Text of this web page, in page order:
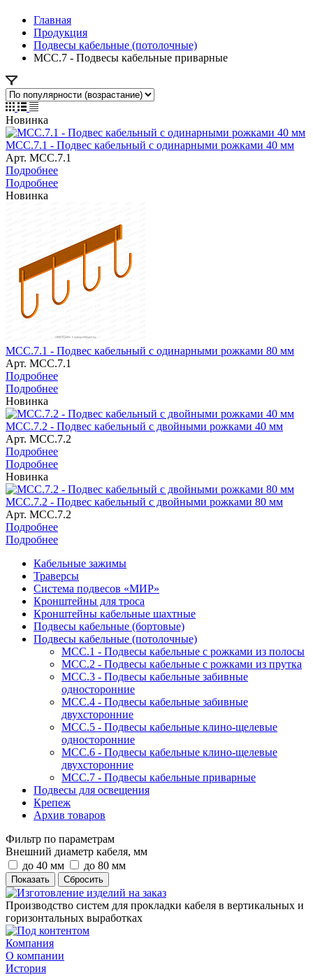
Главная
Продукция
Подвесы кабельные (потолочные)
МСС.7 - Подвесы кабельные приварные
Новинка
МСС.7.1 - Подвес кабельный с одинарными рожками 40 мм
Арт. МСС.7.1
Подробнее
Подробнее
Новинка
МСС.7.1 - Подвес кабельный с одинарными рожками 80 мм
Арт. МСС.7.1
Подробнее
Подробнее
Новинка
МСС.7.2 - Подвес кабельный с двойными рожками 40 мм
Арт. МСС.7.2
Подробнее
Подробнее
Новинка
МСС.7.2 - Подвес кабельный с двойными рожками 80 мм
Арт. МСС.7.2
Подробнее
Подробнее
Кабельные зажимы
Траверсы
Система подвесов «МИР»
Кронштейны для троса
Кронштейны кабельные шахтные
Подвесы кабельные (бортовые)
Подвесы кабельные (потолочные)
МСС.1 - Подвесы кабельные с рожками из полосы
МСС.2 - Подвесы кабельные с рожками из прутка
МСС.3 - Подвесы кабельные забивные
односторонние
МСС.4 - Подвесы кабельные забивные
двухсторонние
МСС.5 - Подвесы кабельные клино-щелевые
односторонние
МСС.6 - Подвесы кабельные клино-щелевые
двухсторонние
МСС.7 - Подвесы кабельные приварные
Подвесы для освещения
Крепеж
Архив товаров
Фильтр по параметрам
Внешний диаметр кабеля, мм
до 40 мм
до 80 мм
Сбросить
Производство систем для прокладки кабеля в вертикальных и
горизонтальных выработках
Компания
О компании
История